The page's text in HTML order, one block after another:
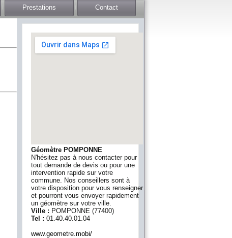
Prestations Contact
Géomètre POMPONNE
N'hésitez pas à nous contacter pour
tout demande de devis ou pour une
intervention rapide sur votre
commune. Nos conseillers sont à
votre disposition pour vous renseigner
et pourront vous envoyer rapidement
un géomètre sur votre ville.
Ville : POMPONNE (77400)
Tel : 01.40.40.01.04
www.geometre.mobi/